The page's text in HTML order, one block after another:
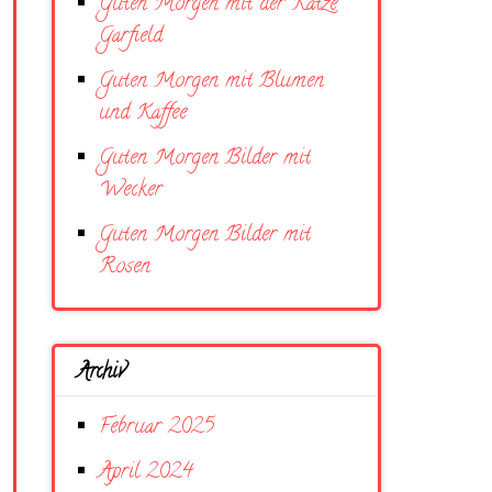
Garfield
Guten Morgen mit Blumen
und Kaffee
Guten Morgen Bilder mit
Wecker
Guten Morgen Bilder mit
Rosen
Archiv
Februar 2025
April 2024